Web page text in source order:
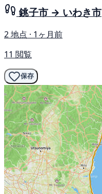
銚子市 → いわき市
2 地点 · 1ヶ月前
11 閲覧
保存